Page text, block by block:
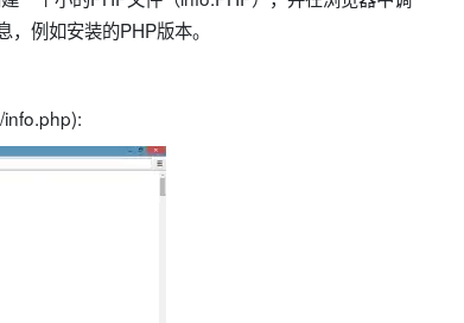
例如安装的PHP版本。